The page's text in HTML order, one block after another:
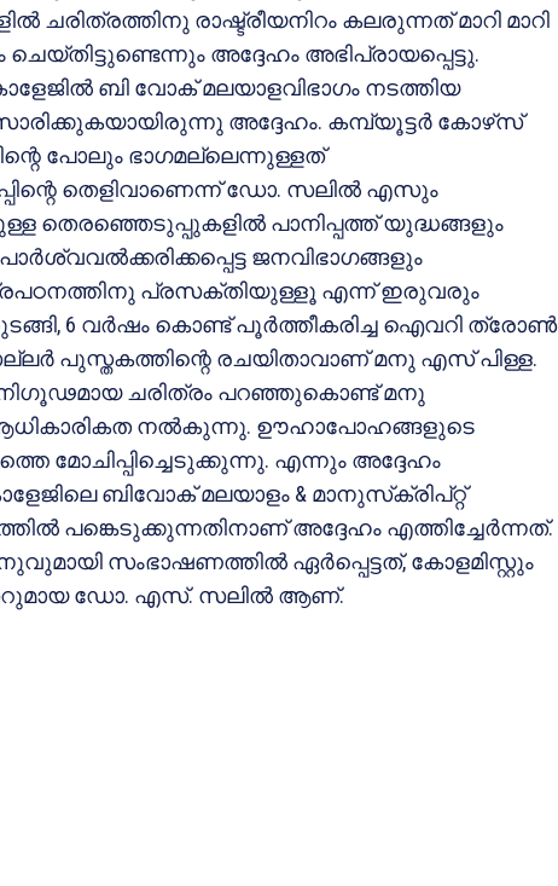
ചരിത്രത്തിനു രാഷ്ട്രീയനിറം കലരുന്നത് മാറി മാറി
അദ്ദേഹം അഭിപ്രായപ്പെട്ടു.
ബി വോക് മലയാളവിഭാഗം നടത്തിയ
അദ്ദേഹം. കമ്പ്യൂട്ടര്‍ കോഴ്‌സ്
പോലും ഭാഗമല്ലെന്നുള്ളത്
തെളിവാണെന്ന് ഡോ. സലില്‍ എസും
തെരഞ്ഞെടുപ്പുകളില്‍ പാനിപ്പത്ത് യുദ്ധങ്ങളും
ജനവിഭാഗങ്ങളും
പ്രസക്തിയുള്ളൂ എന്ന് ഇരുവരും
6 വര്‍ഷം കൊണ്ട് പൂര്‍ത്തീകരിച്ച ഐവറി ത്രോണ്‍
പുസ്തകത്തിന്റെ രചയിതാവാണ് മനു എസ് പിള്ള.
നിഗൂഢമായ ചരിത്രം പറഞ്ഞുകൊണ്ട് മനു
ആധികാരികത നല്‍കുന്നു. ഊഹാപോഹങ്ങളുടെ
മോചിപ്പിച്ചെടുക്കുന്നു. എന്നും അദ്ദേഹം
ബിവോക് മലയാളം & മാനുസ്‌ക്രിപ്റ്റ്
പങ്കെടുക്കുന്നതിനാണ് അദ്ദേഹം എത്തിച്ചേര്‍ന്നത്.
സംഭാഷണത്തില്‍ ഏര്‍പ്പെട്ടത്, കോളമിസ്റ്റും
ഡോ. എസ്. സലില്‍ ആണ്.